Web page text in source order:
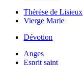
Thérèse de Lisieux
Vierge Marie
Dévotion
Anges
Esprit saint